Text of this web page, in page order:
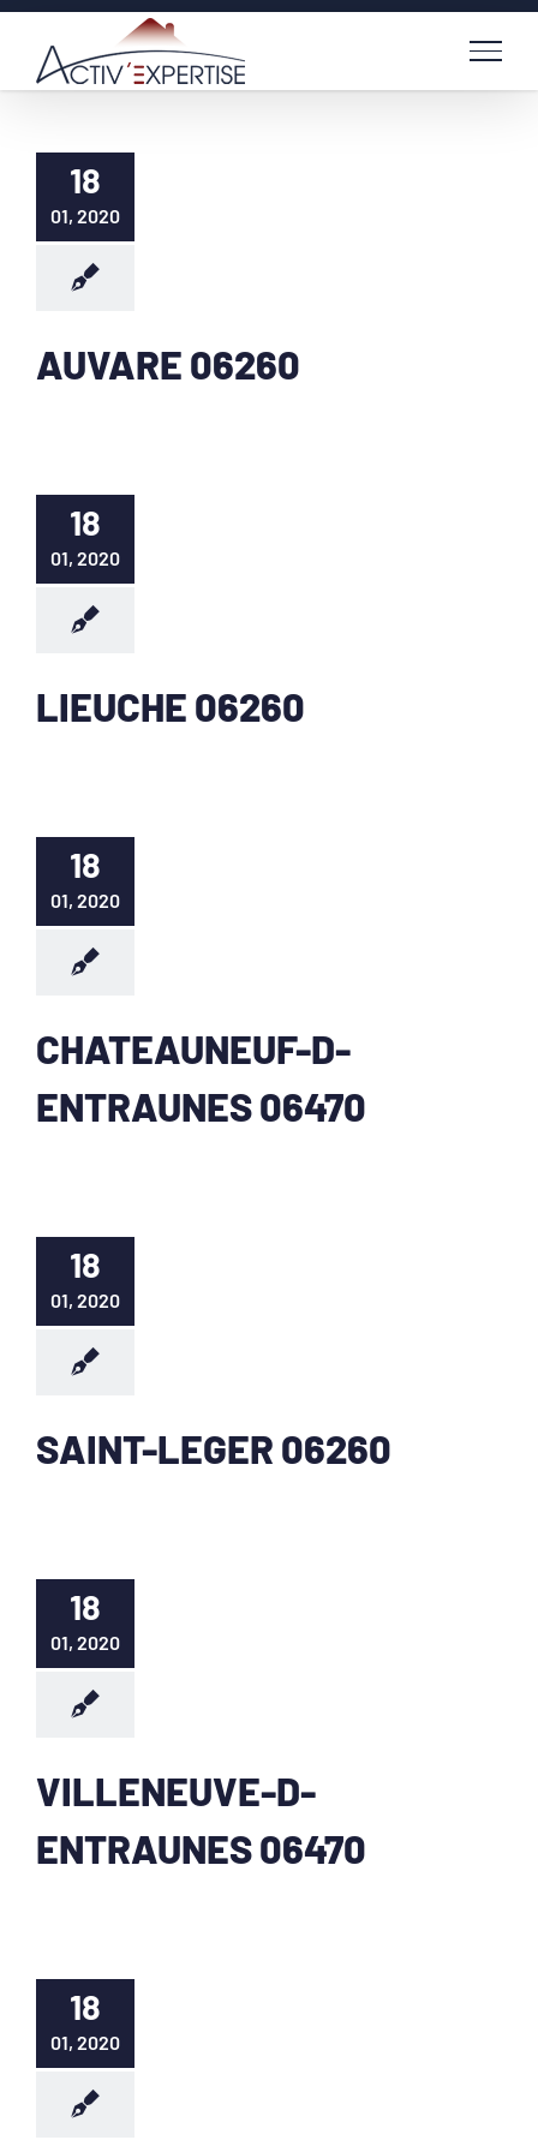
Passer
contenu
18
01, 2020
AUVARE 06260
18
01, 2020
LIEUCHE 06260
18
01, 2020
CHATEAUNEUF-D-
ENTRAUNES 06470
18
01, 2020
SAINT-LEGER 06260
18
01, 2020
VILLENEUVE-D-
ENTRAUNES 06470
18
01, 2020